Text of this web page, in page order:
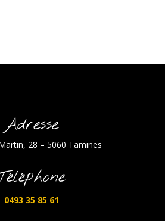
Adresse
28 – 5060 Tamines
0493 35 85 61